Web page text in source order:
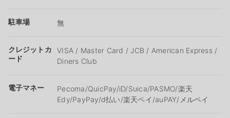
駐車場 無
クレジットカ
ード
VISA / Master Card / JCB / American Express /
Diners Club
電子マネー
Pecoma/QuicPay/iD/Suica/PASMO/楽天
Edy/PayPay/d払い/楽天ペイ/auPAY/メルペイ